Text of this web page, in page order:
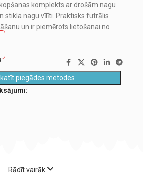
komplekts ar drošām nagu
stikla nagu vīlīti. Praktisks futrālis
un ir piemērots lietošanai no
piegādes metodes
Rādīt vairāk